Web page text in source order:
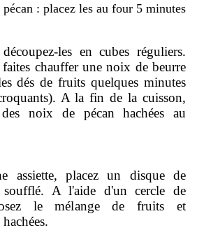
: placez les au four 5 minutes
les en cubes réguliers.
faites chauffer une noix de beurre
dés de fruits quelques minutes
A la fin de la cuisson,
noix de pécanhachées au
assiette, placez un disque de
A l'aide d'un cercle de
le mélange de fruits et